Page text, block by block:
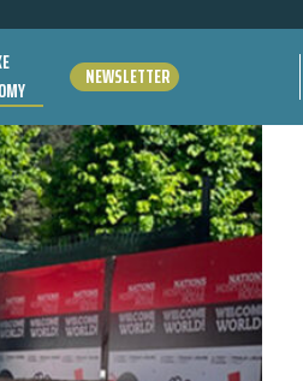
NEWSLETTER